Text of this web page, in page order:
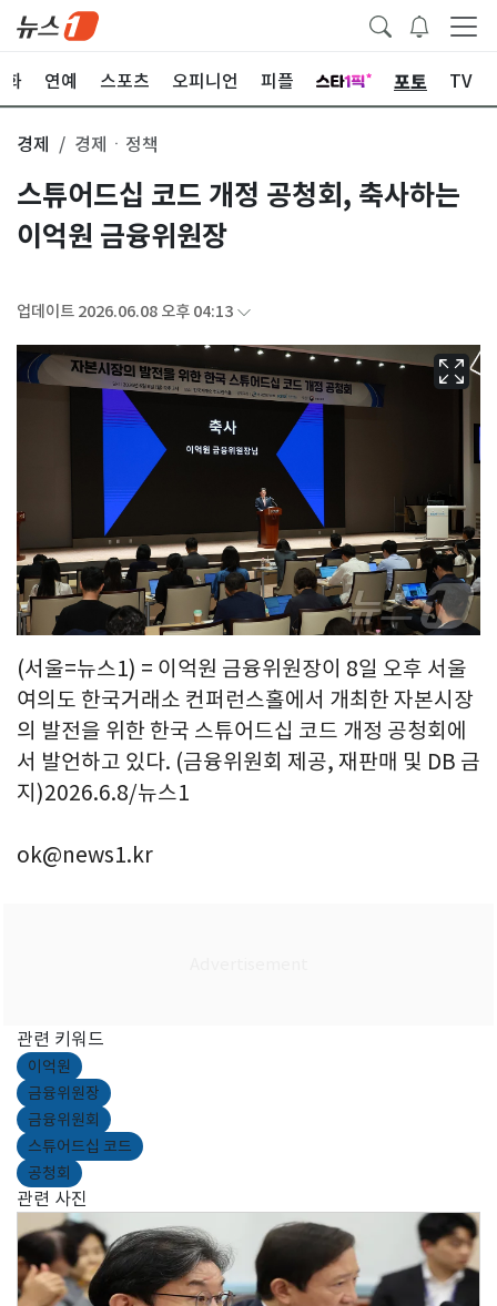
화 연예 스포츠 오피니언 피플 포토 TV
경제 경제ㆍ정책
스튜어드십 코드 개정 공청회, 축사하는
이억원 금융위원장
업데이트 2026.06.08 오후 04:13
(서울=뉴스1) = 이억원 금융위원장이 8일 오후 서울
여의도 한국거래소 컨퍼런스홀에서 개최한 자본시장
의 발전을 위한 한국 스튜어드십 코드 개정 공청회에
서 발언하고 있다. (금융위원회 제공, 재판매 및 DB 금
지)2026.6.8/뉴스1
ok@news1.kr
관련 키워드
이억원
금융위원장
금융위원회
스튜어드십 코드
공청회
관련 사진